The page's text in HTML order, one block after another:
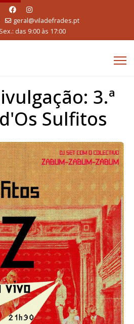
geral@viladefrades.pt
das 9:00 às 17:00
3.ª
Sulfitos